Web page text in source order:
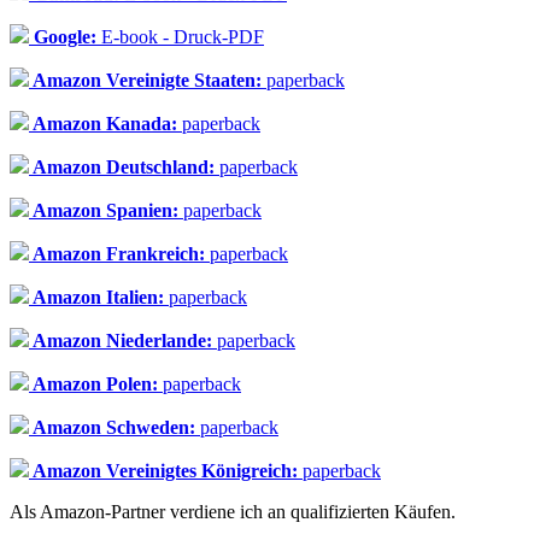
Google: E-book - Druck-PDF
Amazon Vereinigte Staaten: paperback
Amazon Kanada: paperback
Amazon Deutschland: paperback
Amazon Spanien: paperback
Amazon Frankreich: paperback
Amazon Italien: paperback
Amazon Niederlande: paperback
Amazon Polen: paperback
Amazon Schweden: paperback
Amazon Vereinigtes Königreich: paperback
Als Amazon-Partner verdiene ich an qualifizierten Käufen.